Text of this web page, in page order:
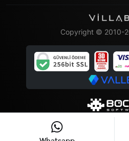
Copyright © 2010-